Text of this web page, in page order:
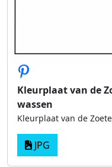
Kleurplaat van de
wassen
Kleurplaat van de
JPG